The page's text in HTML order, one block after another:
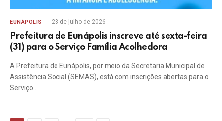
EUNÁPOLIS 28 de julho de 2026
Prefeitura de Eunápolis inscreve até sexta-feira
(31) para o Serviço Família Acolhedora
A Prefeitura de Eunápolis, por meio da Secretaria Municipal de
Assistência Social (SEMAS), está com inscrições abertas para o
Serviço…